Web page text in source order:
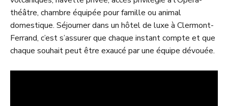
théâtre, chambre équipée pour famille ou animal
domestique. Séjourner dans un hôtel de luxe à Clermont-
Ferrand, c’est s’assurer que chaque instant compte et que
chaque souhait peut être exaucé par une équipe dévouée.